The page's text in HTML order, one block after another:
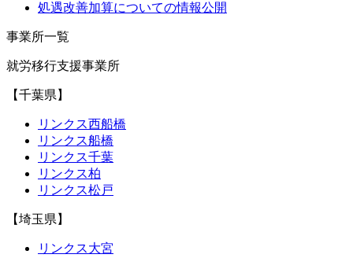
処遇改善加算についての情報公開
事業所一覧
就労移行支援事業所
【千葉県】
リンクス西船橋
リンクス船橋
リンクス千葉
リンクス柏
リンクス松戸
【埼玉県】
リンクス大宮